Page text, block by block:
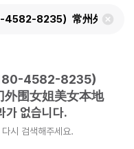
검
4582-8235）
外围女姐美女本地
가 없습니다.
시 검색해주세요.